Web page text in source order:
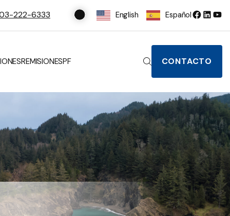
222-6333 English Español
REMISIONESPF CONTACTO